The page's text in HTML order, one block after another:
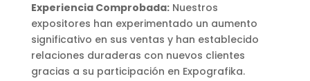
Experiencia Comprobada:Nuestros
expositores han experimentado un aumento
significativo en sus ventas y han establecido
relaciones duraderas con nuevos clientes
gracias a su participación en Expografika.